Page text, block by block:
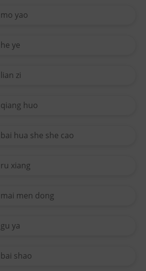
mo yao
he ye
lian zi
qiang huo
bai hua she she cao
ru xiang
mai men dong
gu ya
bai shao